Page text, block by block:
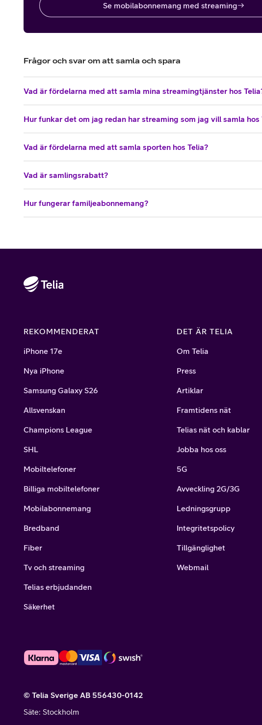
Se mobilabonnemang med streaming
Frågor och svar om att samla och spara
Vad är fördelarna med att samla mina streamingtjänster hos
Hur funkar det om jag redan har streaming som jag vill samla hos
Vad är fördelarna med att samla sporten hos Telia?
Vad är samlingsrabatt?
Hur fungerar familjeabonnemang?
REKOMMENDERAT
iPhone 17e
Nya iPhone
Samsung Galaxy S26
Allsvenskan
Champions League
SHL
Mobiltelefoner
Billiga mobiltelefoner
Mobilabonnemang
Bredband
Fiber
Tv och streaming
Telias erbjudanden
Säkerhet
DET ÄR TELIA
Om Telia
Press
Artiklar
Framtidens nät
Telias nät och kablar
Jobba hos oss
5G
Avveckling 2G/3G
Ledningsgrupp
Integritetspolicy
Tillgänglighet
Webmail
© Telia Sverige AB 556430-0142
Säte: Stockholm